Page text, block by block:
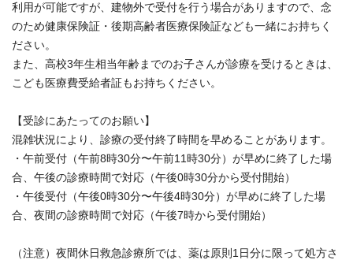
利用が可能ですが、建物外で受付を行う場合がありますので、念
のため健康保険証・後期高齢者医療保険証なども一緒にお持ちく
ださい。
また、高校3年生相当年齢までのお子さんが診療を受けるときは、
こども医療費受給者証もお持ちください。
【受診にあたってのお願い】
混雑状況により、診療の受付終了時間を早めることがあります。
・午前受付（午前8時30分〜午前11時30分）が早めに終了した場
合、午後の診療時間で対応（午後0時30分から受付開始）
・午後受付（午後0時30分〜午後4時30分）が早めに終了した場
合、夜間の診療時間で対応（午後7時から受付開始）
（注意）夜間休日救急診療所では、薬は原則1日分に限って処方さ